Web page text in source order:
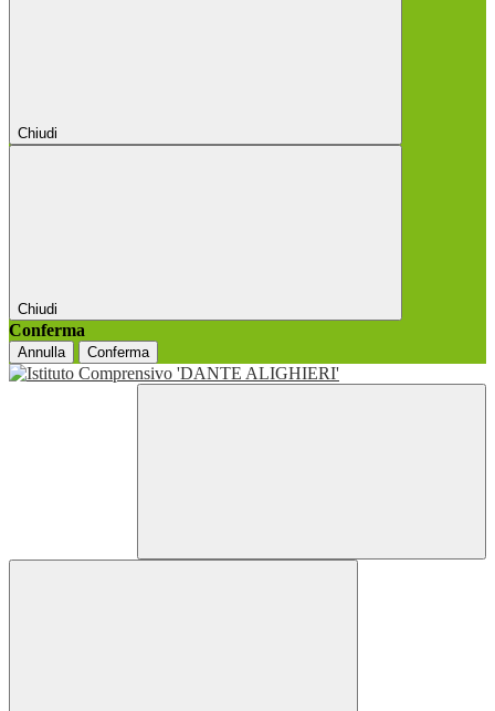
Chiudi
Chiudi
Conferma
Annulla Conferma